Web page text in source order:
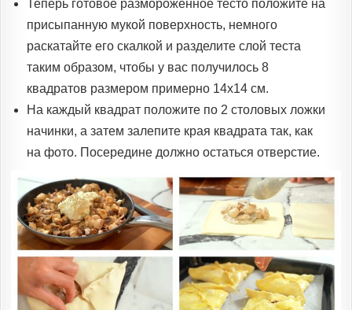
Теперь готовое размороженное тесто положите на
присыпанную мукой поверхность, немного
раскатайте его скалкой и разделите слой теста
таким образом, чтобы у вас получилось 8
квадратов размером примерно 14х14 см.
На каждый квадрат положите по 2 столовых ложки
начинки, а затем залепите края квадрата так, как
на фото. Посередине должно остаться отверстие.